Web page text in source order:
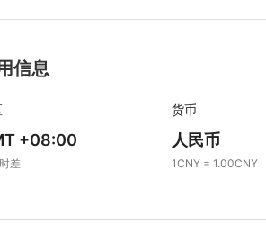
信息
+08:00
差
货币
人民币
1CNY = 1.00CNY